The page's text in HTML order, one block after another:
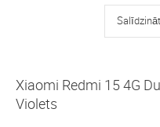
Salīdzināt
Xiaomi Redmi 15 4G
Violets